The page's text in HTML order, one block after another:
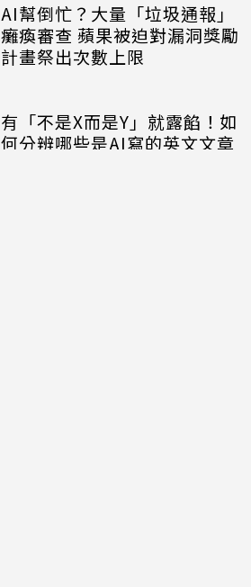
AI幫倒忙？大量「垃圾通報」
癱瘓審查 蘋果被迫對漏洞獎勵
計畫祭出次數上限
有「不是X而是Y」就露餡！如
何分辨哪些是AI寫的英文文章